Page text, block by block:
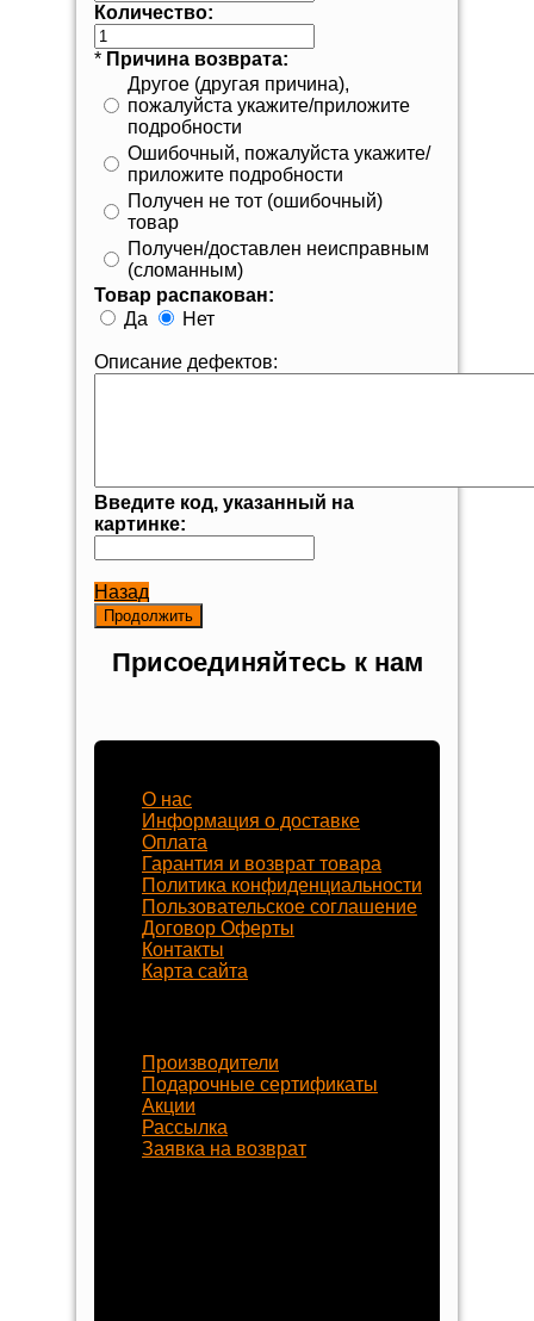
Количество:
* Причина возврата:
Другое (другая причина),
пожалуйста укажите/приложите
подробности
Ошибочный, пожалуйста укажите/
приложите подробности
Получен не тот (ошибочный)
товар
Получен/доставлен неисправным
(сломанным)
Товар распакован:
Да
Нет
Описание дефектов:
Введите код, указанный на
картинке:
Назад
Присоединяйтесь к нам
Наш магазин
О нас
Информация о доставке
Оплата
Гарантия и возврат товара
Политика конфиденциальности
Пользовательское соглашение
Договор Оферты
Контакты
Карта сайта
Производители
Подарочные сертификаты
Акции
Рассылка
Заявка на возврат